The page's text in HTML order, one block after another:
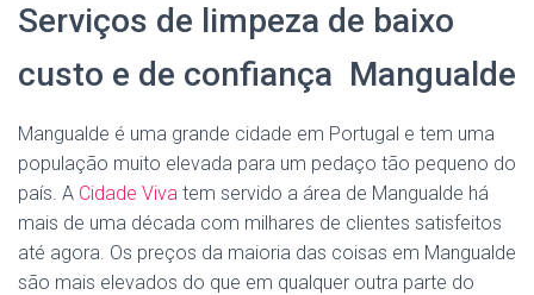
Serviços de limpeza de baixo
custo e de confiança Mangualde
Mangualde é uma grande cidade em Portugal e tem uma
população muito elevada para um pedaço tão pequeno do
país. A Cidade Viva tem servido a área de Mangualde há
mais de uma década com milhares de clientes satisfeitos
até agora. Os preços da maioria das coisas em Mangualde
são mais elevados do que em qualquer outra parte do